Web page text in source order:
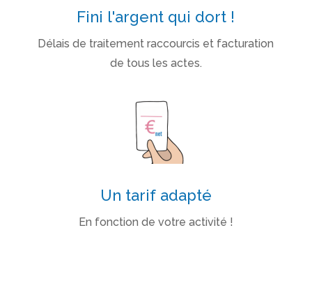
Fini l'argent qui dort !
Délais de traitement raccourcis et facturation
de tous les actes.
Un tarif adapté
En fonction de votre activité !